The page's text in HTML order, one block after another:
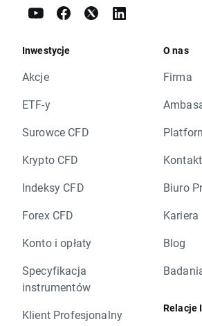
Inwestycje
Akcje
ETF-y
Surowce CFD
Krypto CFD
Indeksy CFD
Forex CFD
Konto i opłaty
Specyfikacja
instrumentów
Klient Profesjonalny
O nas
Firma
Kontakt
Biuro
Kariera
Blog
Relacje